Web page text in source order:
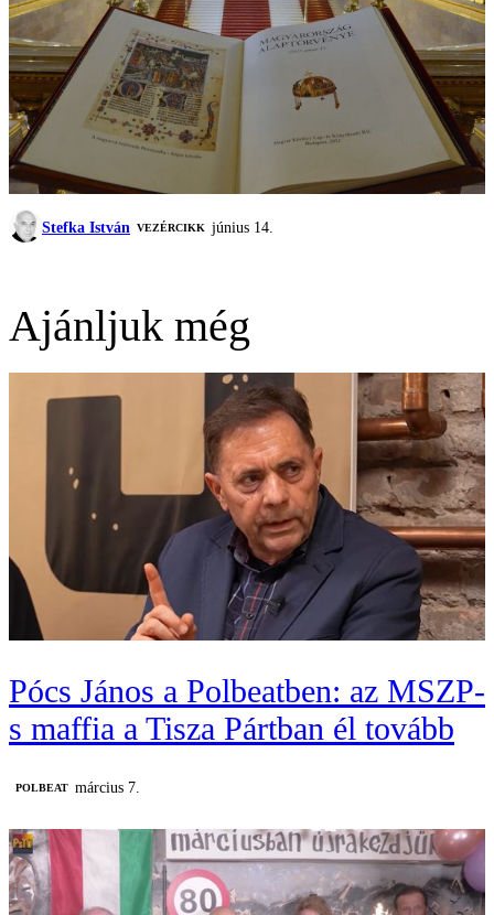
Stefka István VEZÉRCIKK június 14.
Ajánljuk még
Pócs János a Polbeatben: az MSZP-
s maffia a Tisza Pártban él tovább
‎POLBEAT március 7.